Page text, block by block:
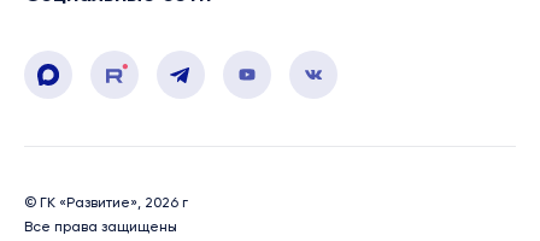
© ГК «Развитие», 2026 г
Все права защищены